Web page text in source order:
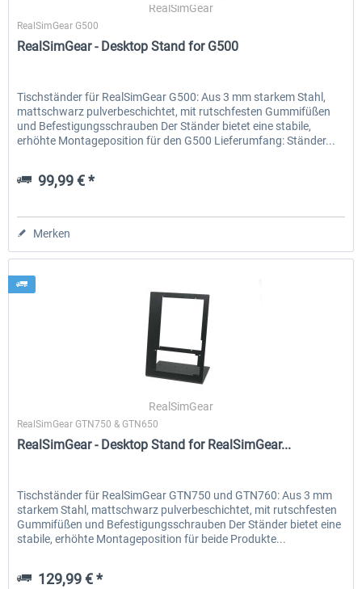
RealSimGear
RealSimGear G500
RealSimGear - Desktop Stand for G500
Tischständer für RealSimGear G500: Aus 3 mm starkem Stahl,
mattschwarz pulverbeschichtet, mit rutschfesten Gummifüßen
und Befestigungsschrauben Der Ständer bietet eine stabile,
erhöhte Montageposition für den G500 Lieferumfang: Ständer...
99,99 € *
Merken
RealSimGear
RealSimGear GTN750 & GTN650
RealSimGear - Desktop Stand for RealSimGear...
Tischständer für RealSimGear GTN750 und GTN760: Aus 3 mm
starkem Stahl, mattschwarz pulverbeschichtet, mit rutschfesten
Gummifüßen und Befestigungsschrauben Der Ständer bietet eine
stabile, erhöhte Montageposition für beide Produkte...
129,99 € *